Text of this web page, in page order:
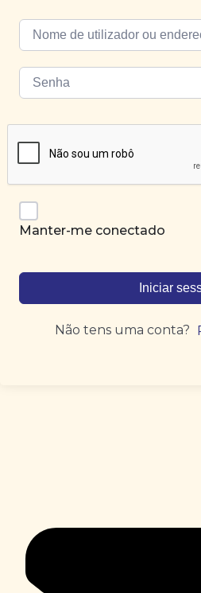
Manter-me conectado
Iniciar
Não tens uma conta?